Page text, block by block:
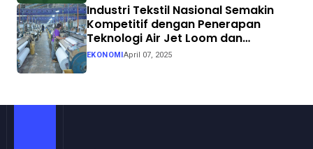
Industri Tekstil Nasional Semakin
Kompetitif dengan Penerapan
Teknologi Air Jet Loom dan
Continuous Dyeing di CV. Garuda
Solo Perkasa
EKONOMI April 07, 2025